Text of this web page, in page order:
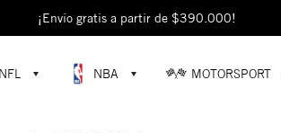
¡Envío gratis a partir de $390.000!
exclusivas en la tienda oficial de New Era
NFL NBA MOTORSPORT